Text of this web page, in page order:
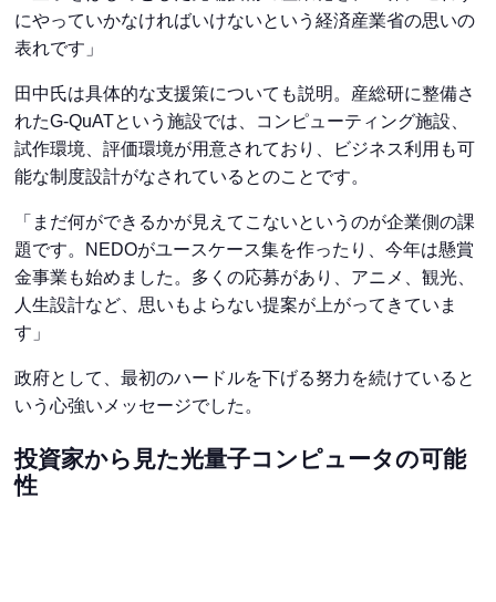
にやっていかなければいけないという経済産業省の思いの
表れです」
田中氏は具体的な支援策についても説明。産総研に整備さ
れたG-QuATという施設では、コンピューティング施設、
試作環境、評価環境が用意されており、ビジネス利用も可
能な制度設計がなされているとのことです。
「まだ何ができるかが見えてこないというのが企業側の課
題です。NEDOがユースケース集を作ったり、今年は懸賞
金事業も始めました。多くの応募があり、アニメ、観光、
人生設計など、思いもよらない提案が上がってきていま
す」
政府として、最初のハードルを下げる努力を続けていると
いう心強いメッセージでした。
投資家から見た光量子コンピュータの可能
性